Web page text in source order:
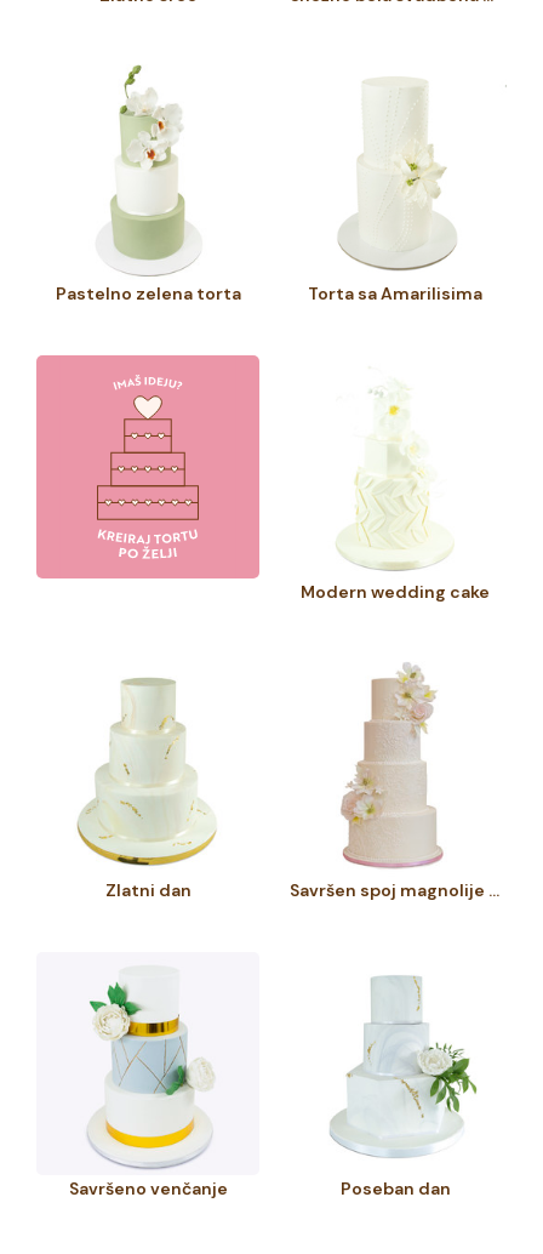
Pastelno zelena torta Torta sa Amarilisima
Modern wedding cake
Zlatni dan Savršen spoj magnolije i ruže
Savršeno venčanje Poseban dan